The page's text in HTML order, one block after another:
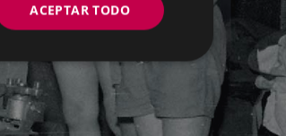
ACEPTAR TODO